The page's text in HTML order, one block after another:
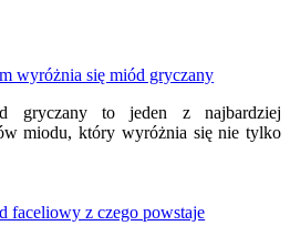
wyróżnia się miód gryczany
gryczany to jeden z najbardziej
miodu, który wyróżnia się nie tylko
faceliowy z czego powstaje